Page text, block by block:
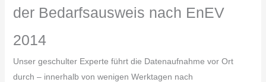
der Bedarfsausweis nach EnEV
2014
Unser geschulter Experte führt die Datenaufnahme vor Ort
durch – innerhalb von wenigen Werktagen nach